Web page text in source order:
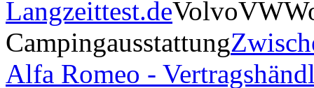
Langzeittest.deVolvoVW
Campingausstattung
Alfa Romeo -